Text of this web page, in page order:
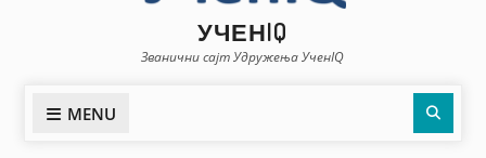
УЧЕНIQ
Званични сајт Удружења УченIQ
MENU